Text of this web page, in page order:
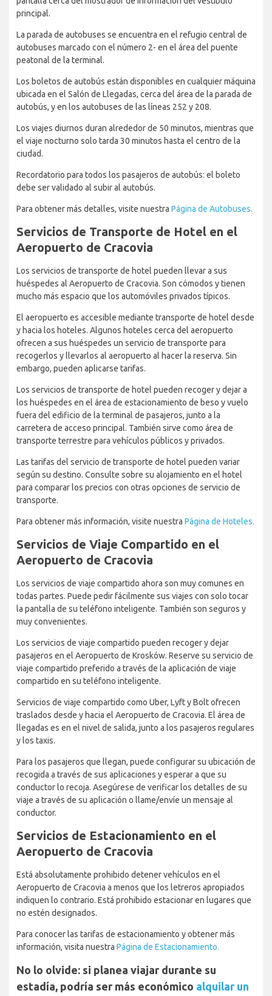
principal.
La parada de autobuses se encuentra en el refugio central de
autobuses marcado con el número 2- en el área del puente
peatonal de la terminal.
Los boletos de autobús están disponibles en cualquier máquina
ubicada en el Salón de Llegadas, cerca del área de la parada de
autobús, y en los autobuses de las líneas 252 y 208.
Los viajes diurnos duran alrededor de 50 minutos, mientras que
el viaje nocturno solo tarda 30 minutos hasta el centro de la
ciudad.
Recordatorio para todos los pasajeros de autobús: el boleto
debe ser validado al subir al autobús.
Para obtener más detalles, visite nuestra Página de Autobuses.
Servicios de Transporte de Hotel en el
Aeropuerto de Cracovia
Los servicios de transporte de hotel pueden llevar a sus
huéspedes al Aeropuerto de Cracovia. Son cómodos y tienen
mucho más espacio que los automóviles privados típicos.
El aeropuerto es accesible mediante transporte de hotel desde
y hacia los hoteles. Algunos hoteles cerca del aeropuerto
ofrecen a sus huéspedes un servicio de transporte para
recogerlos y llevarlos al aeropuerto al hacer la reserva. Sin
embargo, pueden aplicarse tarifas.
Los servicios de transporte de hotel pueden recoger y dejar a
los huéspedes en el área de estacionamiento de beso y vuelo
fuera del edificio de la terminal de pasajeros, junto a la
carretera de acceso principal. También sirve como área de
transporte terrestre para vehículos públicos y privados.
Las tarifas del servicio de transporte de hotel pueden variar
según su destino. Consulte sobre su alojamiento en el hotel
para comparar los precios con otras opciones de servicio de
transporte.
Para obtener más información, visite nuestra Página de Hoteles.
Servicios de Viaje Compartido en el
Aeropuerto de Cracovia
Los servicios de viaje compartido ahora son muy comunes en
todas partes. Puede pedir fácilmente sus viajes con solo tocar
la pantalla de su teléfono inteligente. También son seguros y
muy convenientes.
Los servicios de viaje compartido pueden recoger y dejar
pasajeros en el Aeropuerto de Krosków. Reserve su servicio de
viaje compartido preferido a través de la aplicación de viaje
compartido en su teléfono inteligente.
Servicios de viaje compartido como Uber, Lyft y Bolt ofrecen
traslados desde y hacia el Aeropuerto de Cracovia. El área de
llegadas es en el nivel de salida, junto a los pasajeros regulares
y los taxis.
Para los pasajeros que llegan, puede configurar su ubicación de
recogida a través de sus aplicaciones y esperar a que su
conductor lo recoja. Asegúrese de verificar los detalles de su
viaje a través de su aplicación o llame/envíe un mensaje al
conductor.
Servicios de Estacionamiento en el
Aeropuerto de Cracovia
Está absolutamente prohibido detener vehículos en el
Aeropuerto de Cracovia a menos que los letreros apropiados
indiquen lo contrario. Está prohibido estacionar en lugares que
no estén designados.
Para conocer las tarifas de estacionamiento y obtener más
información, visita nuestra Página de Estacionamiento.
No lo olvide: si planea viajar durante su
estadía, podría ser más económico alquilar un